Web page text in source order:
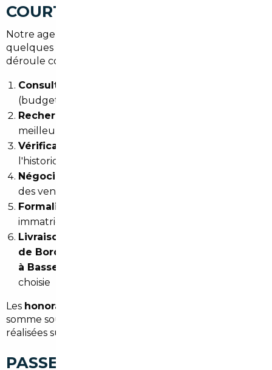
COURTIER DEPUIS BASSENS
Notre agence de référence est basée à
quelques minutes de Bassens. Voici comment se
déroule concrètement une mission :
Consultation initiale
(budget, modèle, usage, financement éventuel)
Recherche et sourcing
meilleures offres sur les marchés européens ciblés
Vérification et validation
l'historique, de l'état mécanique et des documents
Négociation
des vendeurs partenaires
Formalités administratives
immatriculation française
Livraison
de Bordeaux ou directement à votre domicile
à Bassens
choisie
Les honoraires démarrent à partir de 1 500 €
somme souvent très inférieure aux économies
réalisées sur le prix du véhicule.
PASSEZ À L'ACTION : VOTRE